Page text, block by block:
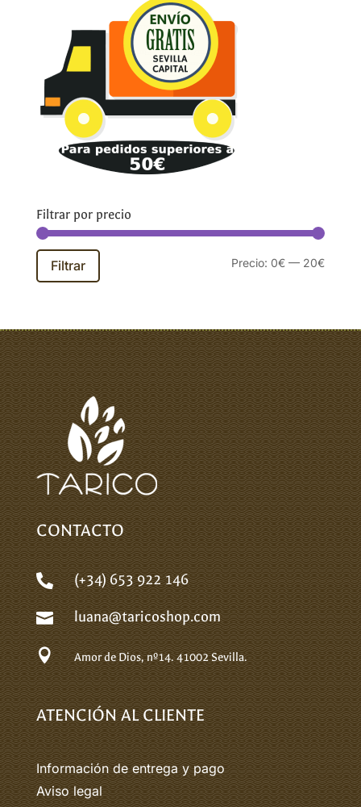
Filtrar por precio
Precio
Precio
Filtrar Precio: 0€ — 20€
CONTACTO
 (+34) 653 922 146
 luana@taricoshop.com
 Amor de Dios, nº14.41002 Sevilla.
ATENCIÓN AL CLIENTE
Información de entrega y pago
Aviso legal